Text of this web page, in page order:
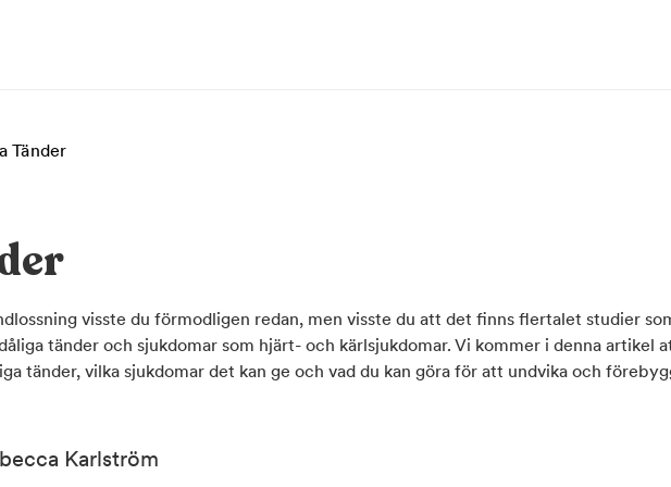
Tänder
visste du förmodligen redan, men visste du att det finns flertalet studier
tänder och sjukdomar som hjärt- och kärlsjukdomar. Vi kommer i denna artikel
tänder, vilka sjukdomar det kan ge och vad du kan göra för att undvika och
Karlström